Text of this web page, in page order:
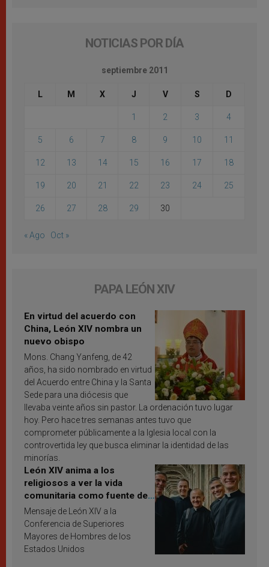
NOTICIAS POR DÍA
septiembre 2011
L M X J V S D
1 2 3 4
5 6 7 8 9 10 11
12 13 14 15 16 17 18
19 20 21 22 23 24 25
26 27 28 29 30
« Ago Oct »
PAPA LEÓN XIV
En virtud del acuerdo con
China, León XIV nombra un
nuevo obispo
Mons. Chang Yanfeng, de 42
años, ha sido nombrado en virtud
del Acuerdo entre China y la Santa
Sede para una diócesis que
llevaba veinte años sin pastor. La ordenación tuvo lugar
hoy. Pero hace tres semanas antes tuvo que
comprometer públicamente a la Iglesia local con la
controvertida ley que busca eliminar la identidad de las
minorías.
León XIV anima a los
religiosos a ver la vida
comunitaria como fuente de
inspiración y santificación
Mensaje de León XIV a la
Conferencia de Superiores
Mayores de Hombres de los
Estados Unidos